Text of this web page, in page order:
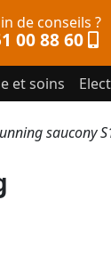
de conseils ?
00 88 60
et soins
saucony